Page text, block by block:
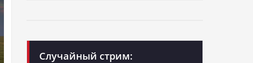
Случайный стрим: